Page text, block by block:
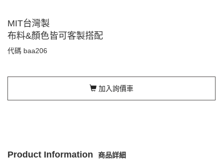
MIT台灣製
布料&顏色皆可客製搭配
代碼 baa206
加入詢價車
Product Information 商品詳細